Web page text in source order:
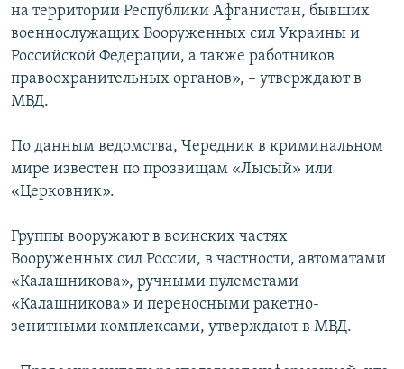
на территории Республики Афганистан, бывших
военнослужащих Вооруженных сил Украины и
Российской Федерации, а также работников
правоохранительных органов», – утверждают в
МВД.
По данным ведомства, Чередник в криминальном
мире известен по прозвищам «Лысый» или
«Церковник».
Группы вооружают в воинских частях
Вооруженных сил России, в частности, автоматами
«Калашникова», ручными пулеметами
«Калашникова» и переносными ракетно-
зенитными комплексами, утверждают в МВД.